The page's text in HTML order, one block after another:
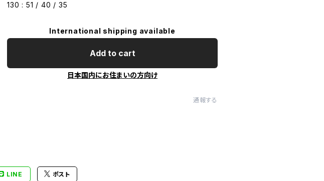
130 : 51 / 40 / 35
International shipping available
Add to cart
日本国内にお住まいの方向け
通報する
LINE ポスト